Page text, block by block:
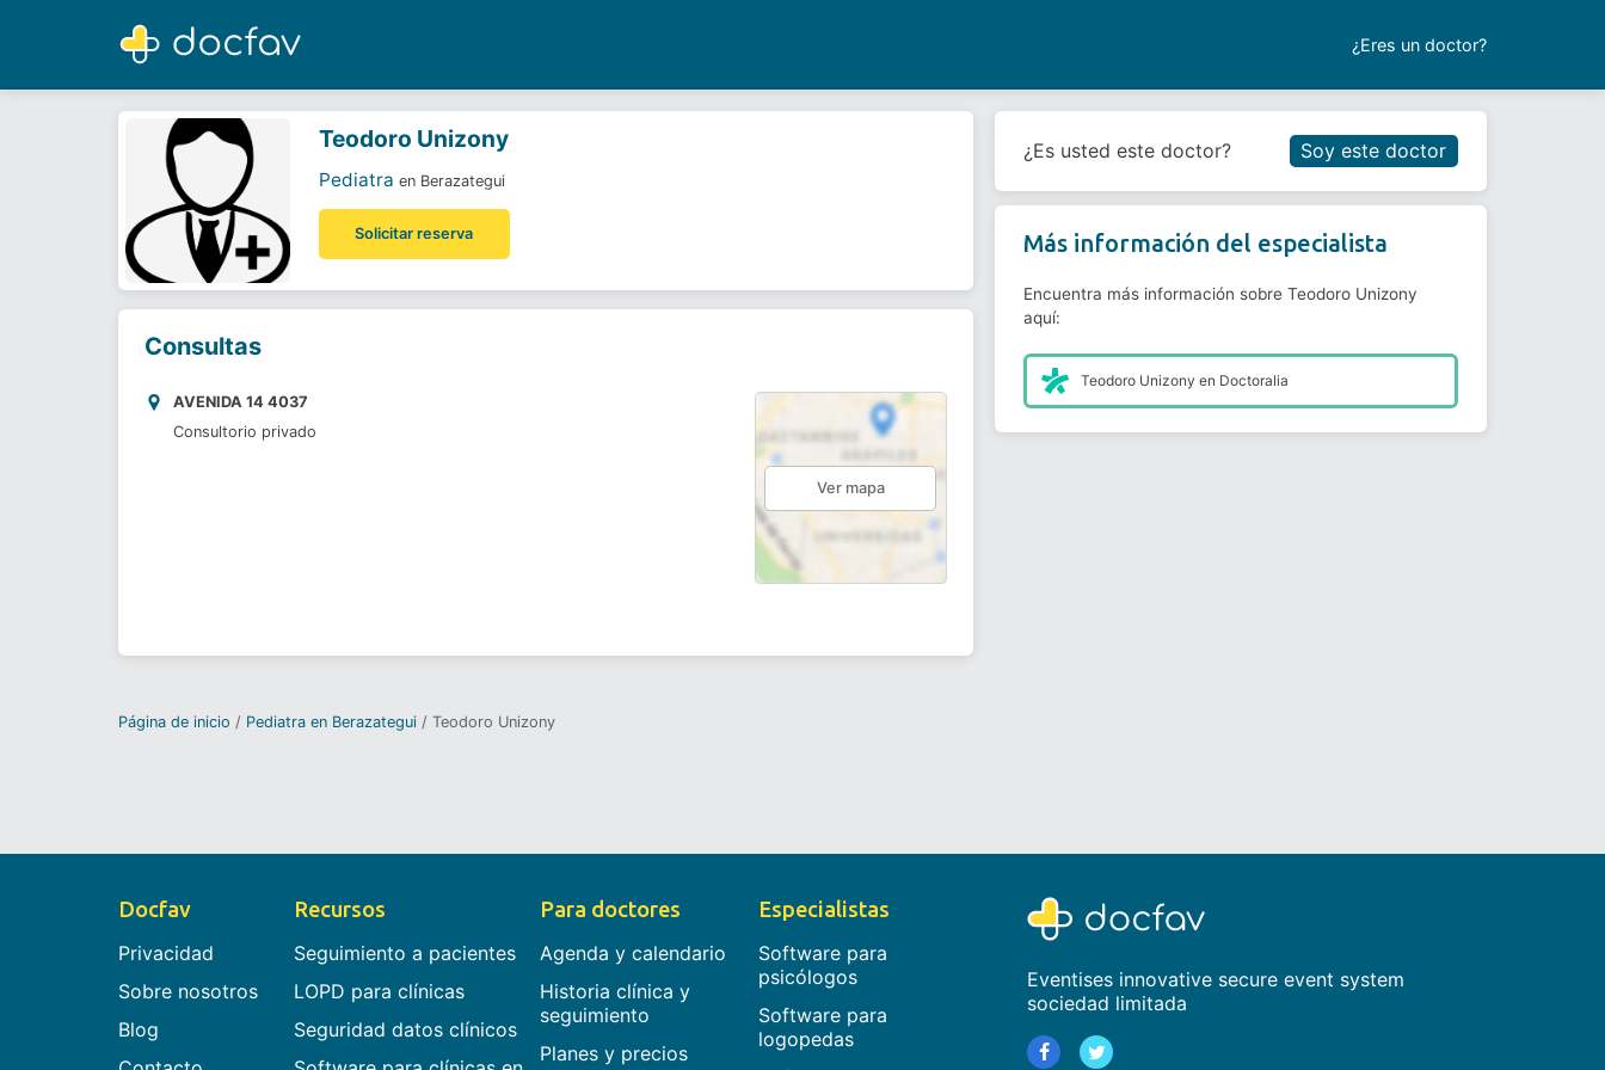
¿Eres un doctor?
Teodoro Unizony
Pediatra
Reservar cita
Teodoro Unizony
Pediatra en Berazategui
Solicitar reserva
Consultas
AVENIDA 14 4037
Consultorio privado
Ver mapa
¿Es usted este doctor? Soy este doctor
Más información del especialista
Encuentra más información sobre Teodoro Unizony
aquí:
Teodoro Unizony en Doctoralia
Página de inicio Pediatra en Berazategui Teodoro Unizony
Docfav
Privacidad
Sobre nosotros
Blog
Recursos
Seguimiento a pacientes
LOPD para clínicas
Seguridad datos clínicos
Para doctores
Agenda y calendario
Historia clínica y
seguimiento
Planes y precios
Especialistas
Software para
psicólogos
Software para
logopedas
Eventises innovative secure event system
sociedad limitada